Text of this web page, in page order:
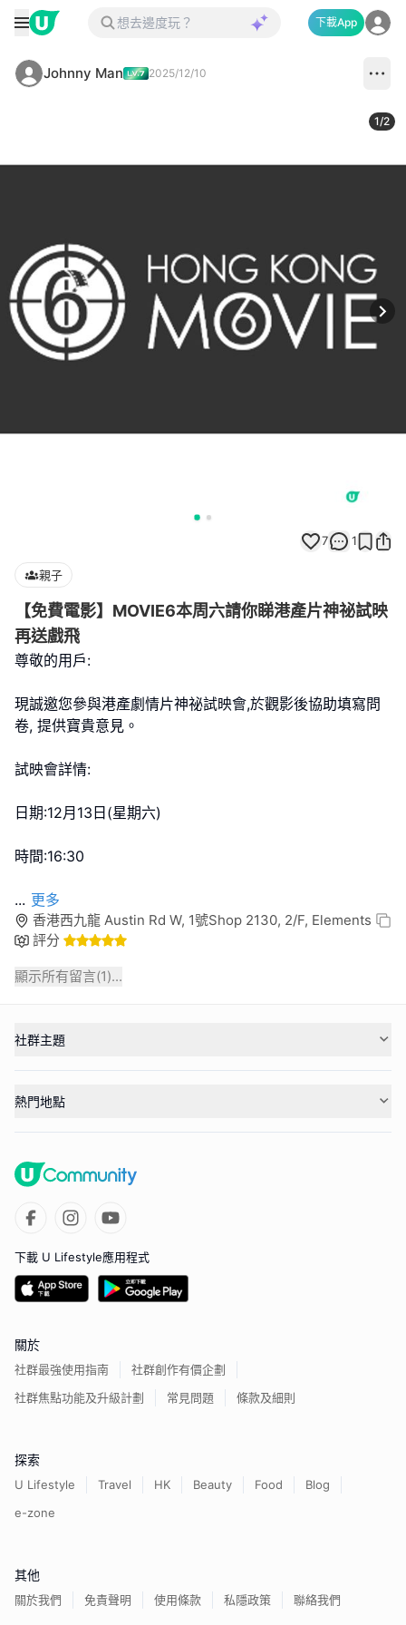
下載App
Johnny Man 2025/12/10
1/2
7 1
親子
【免費電影】MOVIE6本周六請你睇港產片神祕試映
再送戲飛
尊敬的用戶:
現誠邀您參與港產劇情片神祕試映會,於觀影後協助填寫問
卷, 提供寶貴意見。
試映會詳情:
日期:12月13日(星期六)
時間:16:30
... 更多
香港西九龍 Austin Rd W, 1號Shop 2130, 2/F, Elements
評分
顯示所有留言(1)...
社群主題
熱門地點
下載 U Lifestyle應用程式
關於
社群最強使用指南
社群創作有價企劃
社群焦點功能及升級計劃
常見問題 條款及細則
探索
U Lifestyle Travel HK Beauty Food
Blog
e-zone
其他
關於我們 免責聲明 使用條款 私隱政策 聯絡我們